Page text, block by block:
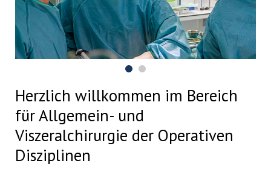
Herzlich willkommen im Bereich
für Allgemein- und
Viszeralchirurgie der Operativen
Disziplinen